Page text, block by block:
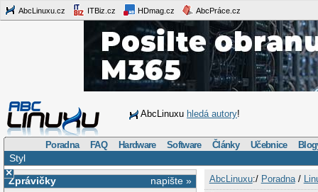
AbcLinuxu.cz ITBiz.cz HDmag.cz AbcPráce.cz
AbcLinuxu hledá autory!
Poradna FAQ Hardware Software Články Učebnice
Styl
×
napište »
Zprávičky
AbcLinuxu:/ Poradna/